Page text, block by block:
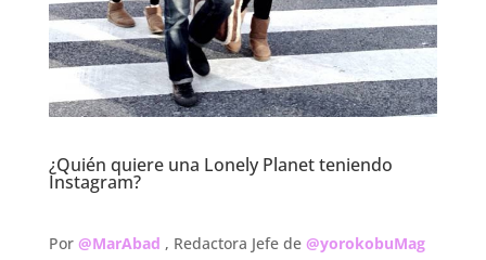
¿Quién quiere una Lonely Planet teniendo
Instagram?
Por @MarAbad , Redactora Jefe de @yorokobuMag